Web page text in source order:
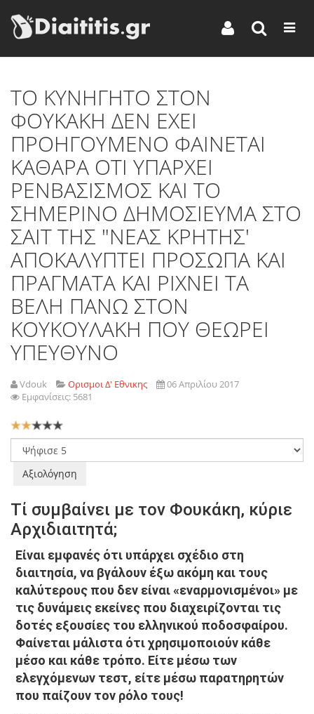
ΤΟ ΚΥΝΗΓΗΤΟ ΣΤΟΝ
ΦΟΥΚΑΚΗ ΔΕΝ ΕΧΕΙ
ΠΡΟΗΓΟΥΜΕΝΟ ΦΑΙΝΕΤΑΙ
ΚΑΘΑΡΑ ΟΤΙ ΥΠΑΡΧΕΙ
ΡΕΝΒΑΣΙΣΜΟΣ ΚΑΙ ΤΟ
ΣΗΜΕΡΙΝΟ ΔΗΜΟΣΙΕΥΜΑ ΣΤΟ
ΣΑΙΤ ΤΗΣ "ΝΕΑΣ ΚΡΗΤΗΣ'
ΑΠΟΚΑΛΥΠΤΕΙ ΠΡΟΣΩΠΑ ΚΑΙ
ΠΡΑΓΜΑΤΑ ΚΑΙ ΡΙΧΝΕΙ ΤΑ
ΒΕΛΗ ΠΑΝΩ ΣΤΟΝ
ΚΟΥΚΟΥΛΑΚΗ ΠΟΥ ΘΕΩΡΕΙ
ΥΠΕΥΘΥΝΟ
Vdouk Ορισμοι Δ' Εθνικης
06 Απριλίου 2017
Εμφανίσεις: 5681
Αξιολόγηση
Χρήστη:2/5
Παρακαλώ
αξιολογήστε
Τί συμβαίνει με τον Φουκάκη, κύριε
Αρχιδιαιτητά;
Είναι εμφανές ότι υπάρχει σχέδιο στη
διαιτησία, να βγάλουν έξω ακόμη και τους
καλύτερους που δεν είναι «εναρμονισμένοι» με
τις δυνάμεις εκείνες που διαχειρίζονται τις
δοτές εξουσίες του ελληνικού ποδοσφαίρου.
Φαίνεται μάλιστα ότι χρησιμοποιούν κάθε
μέσο και κάθε τρόπο. Είτε μέσω των
ελεγχόμενων τεστ, είτε μέσω παρατηρητών
που παίζουν τον ρόλο τους!